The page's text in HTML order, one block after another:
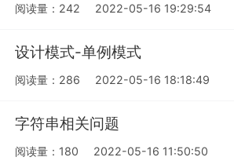
阅读量：242 2022-05-16 19:29:54
设计模式-单例模式
阅读量：286 2022-05-16 18:18:49
字符串相关问题
阅读量：180 2022-05-16 11:50:50